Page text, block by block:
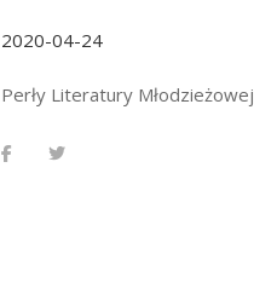
2020-04-24
Perły Literatury Młodzieżowej